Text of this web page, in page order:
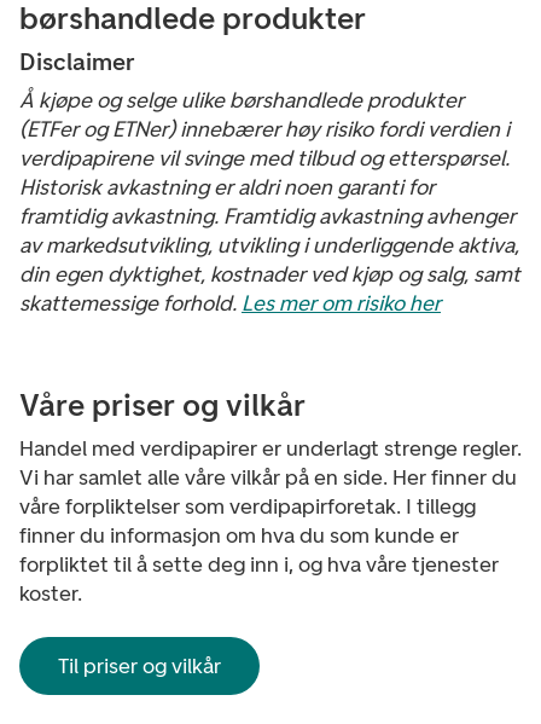
børshandlede produkter
Disclaimer
Å kjøpe og selge ulike børshandlede produkter
(ETFer og ETNer) innebærer høy risiko fordi verdien i
verdipapirene vil svinge med tilbud og etterspørsel.
Historisk avkastning er aldri noen garanti for
framtidig avkastning. Framtidig avkastning avhenger
av markedsutvikling, utvikling i underliggende aktiva,
din egen dyktighet, kostnader ved kjøp og salg, samt
skattemessige forhold. Les mer om risiko her
Våre priser og vilkår
Handel med verdipapirer er underlagt strenge regler.
Vi har samlet alle våre vilkår på en side. Her finner du
våre forpliktelser som verdipapirforetak. I tillegg
finner du informasjon om hva du som kunde er
forpliktet til å sette deg inn i, og hva våre tjenester
koster.
Til priser og vilkår